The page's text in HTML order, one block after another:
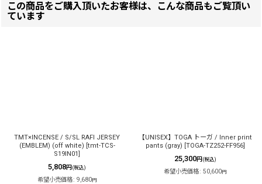
この商品をご購入頂いたお客様は、こんな商品もご覧頂い
ています
TMT×INCENSE / S/SL RAFI JERSEY
(EMBLEM) (off white) [tmt-TCS-
S19IN01]
5,808円 (税込)
希望小売価格: 9,680円
【UNISEX】TOGA トーガ / Inner print
pants (gray) [TOGA-TZ252-FF956]
25,300円 (税込)
希望小売価格: 50,600円